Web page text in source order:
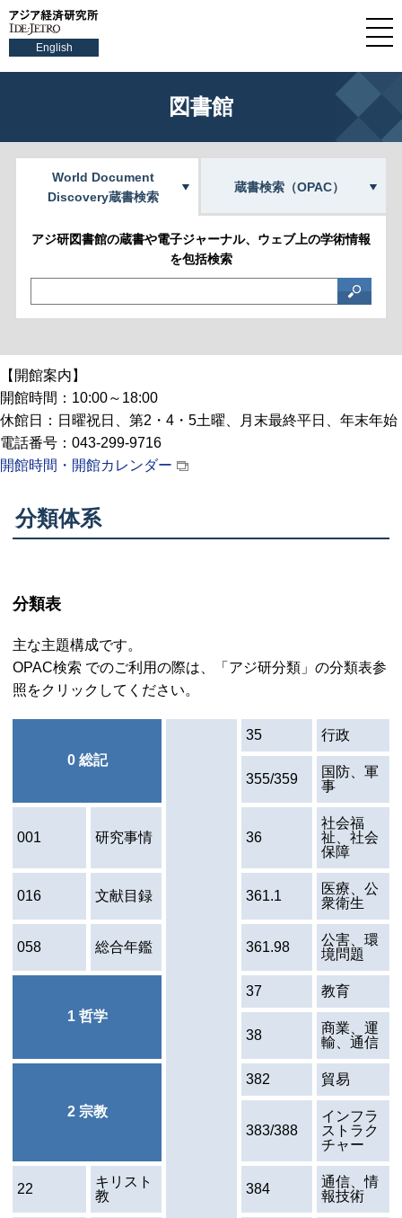
English
図書館
World Document
Discovery蔵書検索
蔵書検索（OPAC）
アジ研図書館の蔵書や電子ジャーナル、ウェブ上の学術情報
を包括検索
【開館案内】
開館時間：10:00～18:00
休館日：日曜祝日、第2・4・5土曜、月末最終平日、年末年始
電話番号：043-299-9716
開館時間・開館カレンダー
分類体系
分類表
主な主題構成です。
OPAC検索 でのご利用の際は、「アジ研分類」の分類表参
照をクリックしてください。
0 総記
35 行政
355/359
国防、軍
事
001 研究事情 36
社会福
祉、社会
保障
016 文献目録 361.1
医療、公
衆衛生
058 総合年鑑 361.98
公害、環
境問題
1 哲学
37 教育
38
商業、運
輸、通信
2 宗教
382 貿易
383/388
インフラ
ストラク
チャー
22
キリスト
教
384
通信、情
報技術